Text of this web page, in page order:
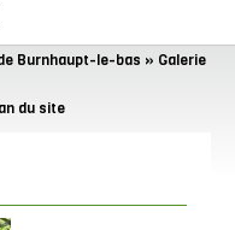
Burnhaupt-le-bas » Galerie
du site